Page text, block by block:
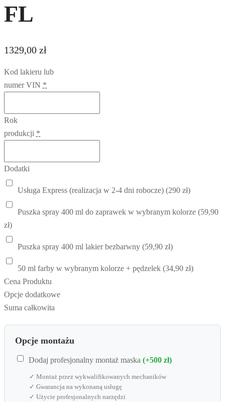
FL
1329,00 zł
Kod lakieru lub
numer VIN *
Rok
produkcji *
Dodatki
Usługa Express (realizacja w 2-4 dni robocze) (290 zł)
Puszka spray 400 ml do zaprawek w wybranym kolorze (59,90
zł)
Puszka spray 400 ml lakier bezbarwny (59,90 zł)
50 ml farby w wybranym kolorze + pędzelek (34,90 zł)
Cena Produktu
Opcje dodatkowe
Suma całkowita
Opcje montażu
Dodaj profesjonalny montaż maska (+500 zł)
✓ Montaż przez wykwalifikowanych mechaników
✓ Gwarancja na wykonaną usługę
✓ Użycie profesjonalnych narzędzi